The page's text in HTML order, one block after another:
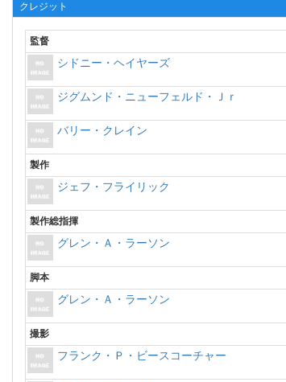
クレジット
監督
シドニー・ヘイヤーズ
ジグムンド・ニューフェルド・Ｊｒ
バリー・クレイン
製作
ジェフ・フライリック
製作総指揮
グレン・Ａ・ラーソン
脚本
グレン・Ａ・ラーソン
撮影
フランク・Ｐ・ビースコーチャー